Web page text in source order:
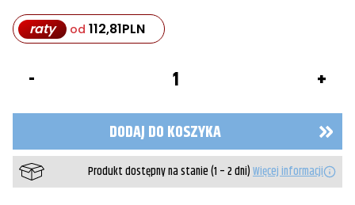
raty od 112,81PLN
4WM72-
NW
Yamaha
DODAJ DO KOSZYKA
Produkt dostępny na stanie (1 – 2 dni)Więcej informacji